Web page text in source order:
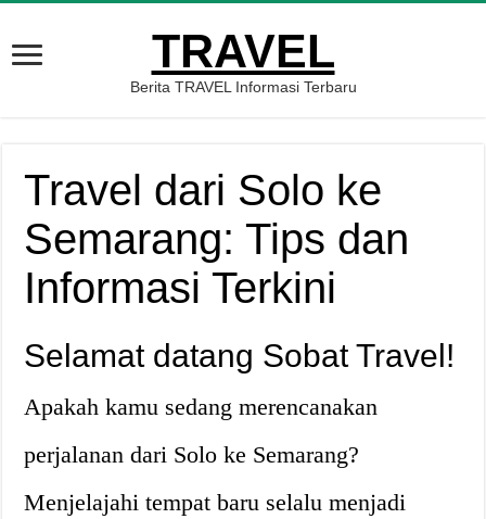
TRAVEL
Berita TRAVEL Informasi Terbaru
Travel dari Solo ke
Semarang: Tips dan
Informasi Terkini
Selamat datang Sobat Travel!
Apakah kamu sedang merencanakan
perjalanan dari Solo ke Semarang?
Menjelajahi tempat baru selalu menjadi